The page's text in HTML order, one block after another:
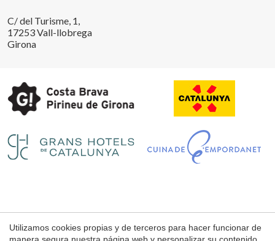
C/ del Turisme, 1,
17253 Vall-llobrega
Girona
Aviso Legal
Utilizamos cookies propias y de terceros para hacer funcionar de
manera segura nuestra página web y personalizar su contenido.
Guardar configuración Aceptar todas